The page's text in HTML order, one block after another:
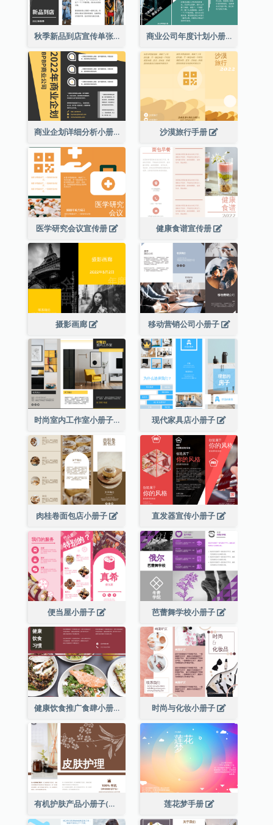
秋季新品到店宣传单张(附图) 商业公司年度计划小册子
商业企划详细分析小册子 沙漠旅行手册
医学研究会议宣传册 健康食谱宣传册
摄影画廊 移动营销公司小册子
时尚室内工作室小册子 现代家具店小册子
肉桂卷面包店小册子 直发器宣传小册子
便当屋小册子 芭蕾舞学校小册子
健康饮食推广食肆小册子 时尚与化妆小册子
有机护肤产品小册子(附详细信息) 莲花梦手册